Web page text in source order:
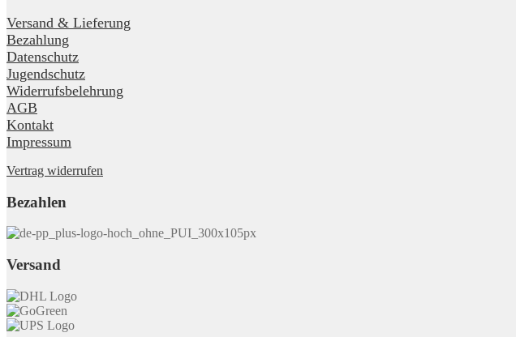
Versand & Lieferung
Bezahlung
Datenschutz
Jugendschutz
Widerrufsbelehrung
AGB
Kontakt
Impressum
Vertrag widerrufen
Bezahlen
Versand